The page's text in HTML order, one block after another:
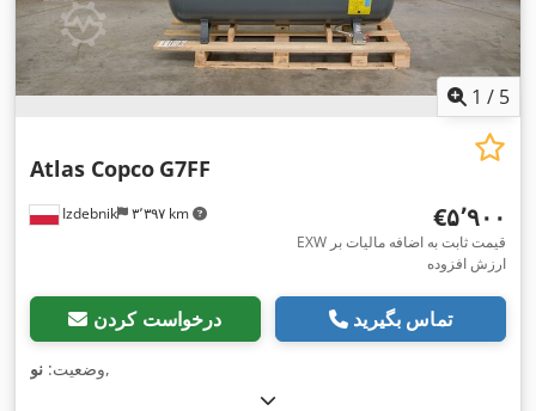
1 / 5
Izdebnik ۳٬۳۹۷ km
Atlas Copco G7FF
‎€۵٬۹۰۰
EXW قیمت ثابت به اضافه مالیات بر
ارزش افزوده
درخواست کردن تماس بگیرید
وضعیت: نو ,